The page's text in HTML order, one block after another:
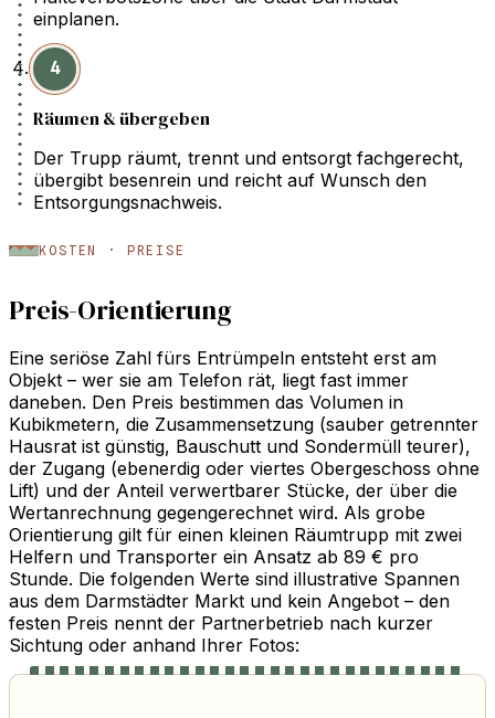
einplanen.
4
Räumen & übergeben
Der Trupp räumt, trennt und entsorgt fachgerecht,
übergibt besenrein und reicht auf Wunsch den
Entsorgungsnachweis.
KOSTEN · PREISE
Preis-Orientierung
Eine seriöse Zahl fürs Entrümpeln entsteht erst am
Objekt – wer sie am Telefon rät, liegt fast immer
daneben. Den Preis bestimmen das Volumen in
Kubikmetern, die Zusammensetzung (sauber getrennter
Hausrat ist günstig, Bauschutt und Sondermüll teurer),
der Zugang (ebenerdig oder viertes Obergeschoss ohne
Lift) und der Anteil verwertbarer Stücke, der über die
Wertanrechnung gegengerechnet wird. Als grobe
Orientierung gilt für einen kleinen Räumtrupp mit zwei
Helfern und Transporter ein Ansatz ab 89 € pro
Stunde. Die folgenden Werte sind illustrative Spannen
aus dem Darmstädter Markt und kein Angebot – den
festen Preis nennt der Partnerbetrieb nach kurzer
Sichtung oder anhand Ihrer Fotos: